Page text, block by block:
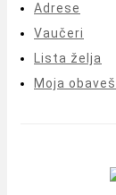
Adrese
Vaučeri
Lista želja
Moja